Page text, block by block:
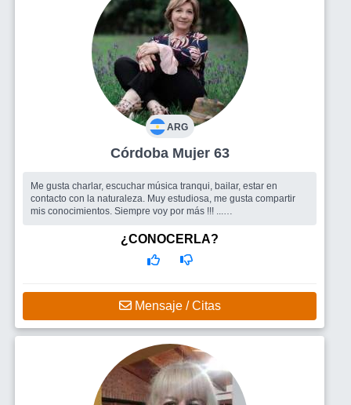
ARG
Córdoba Mujer 63
Me gusta charlar, escuchar música tranqui, bailar, estar en
contacto con la naturaleza. Muy estudiosa, me gusta compartir
mis conocimientos. Siempre voy por más !!! ...
gusta la gente que me ayuda a desafiar mis límites! También me
gustaría encontrar pareja (hombre) con quien andar juntos el
¿CONOCERLA?
Mensaje / Citas